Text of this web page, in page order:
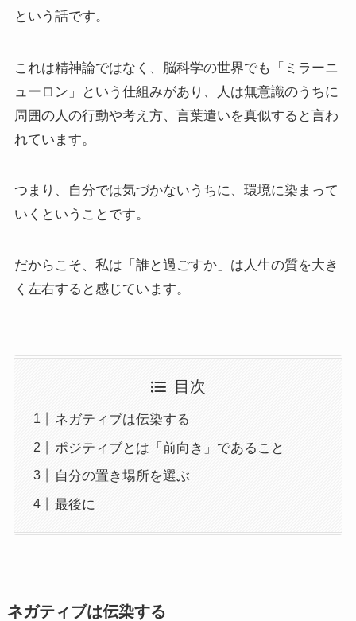
という話です。
これは精神論ではなく、脳科学の世界でも「ミラーニ
ューロン」という仕組みがあり、人は無意識のうちに
周囲の人の行動や考え方、言葉遣いを真似すると言わ
れています。
つまり、自分では気づかないうちに、環境に染まって
いくということです。
だからこそ、私は「誰と過ごすか」は人生の質を大き
く左右すると感じています。
目次
ネガティブは伝染する
ポジティブとは「前向き」であること
自分の置き場所を選ぶ
最後に
ネガティブは伝染する